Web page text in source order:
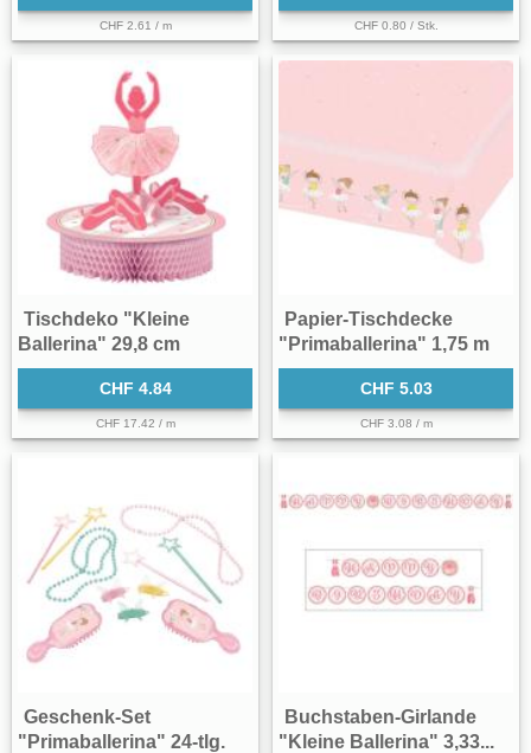
CHF 2.61 / m CHF 0.80 / Stk.
Tischdeko "Kleine
Ballerina" 29,8 cm
CHF 4.84
CHF 17.42 / m
Papier-Tischdecke
"Primaballerina" 1,75 m
CHF 5.03
CHF 3.08 / m
Geschenk-Set
"Primaballerina" 24-tlg.
Buchstaben-Girlande
"Kleine Ballerina" 3,33...